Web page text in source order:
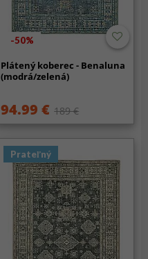
-50%
Plátený koberec - Benaluna
(modrá/zelená)
94.99 € 189 €
Prateľný